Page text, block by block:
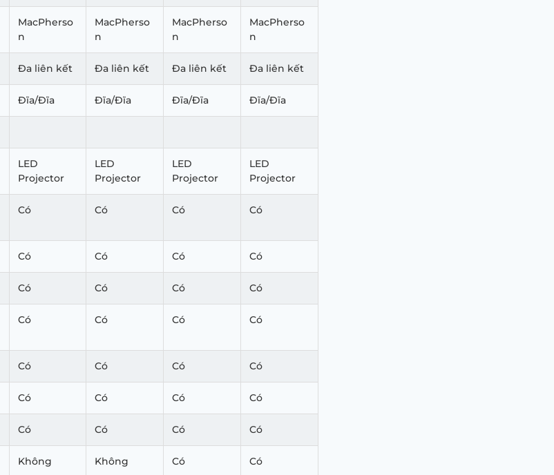
MacPherso
n
MacPherso
n
MacPherso
n
MacPherso
n
Đa liên kết Đa liên kết Đa liên kết Đa liên kết
Đĩa/Đĩa Đĩa/Đĩa Đĩa/Đĩa Đĩa/Đĩa
LED
Projector
LED
Projector
LED
Projector
LED
Projector
Có Có Có Có
Có Có Có Có
Có Có Có Có
Có Có Có Có
Có Có Có Có
Có Có Có Có
Có Có Có Có
Không Không Có Có